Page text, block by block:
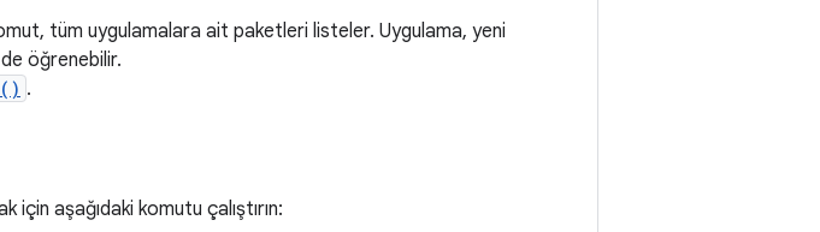
tüm uygulamalara ait paketleri listeler. Uygulama, yeni
öğrenebilir.
.
için aşağıdaki komutu çalıştırın: